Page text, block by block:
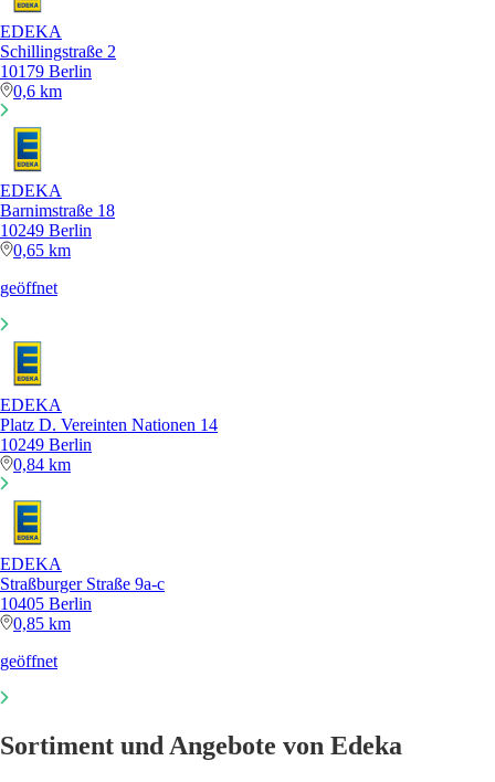
EDEKA
Schillingstraße 2
10179 Berlin
0,6 km
EDEKA
Barnimstraße 18
10249 Berlin
0,65 km
geöffnet
EDEKA
Platz D. Vereinten Nationen 14
10249 Berlin
0,84 km
EDEKA
Straßburger Straße 9a-c
10405 Berlin
0,85 km
geöffnet
Sortiment und Angebote von Edeka